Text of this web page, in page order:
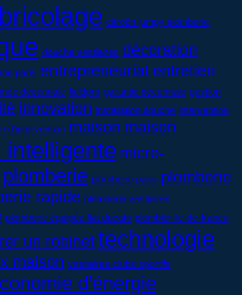
bricolage citroën jumpy plomberie
douche vestiaires décoration
paris entrepreneuriat entretien
décennale fieldpro garantie décennale gestion
innovation installation douche intervention
d'intervention maison maison
intelligente micro-
plomberie plomberie paris plomberie
rapide plomberie vestiaires
plomberie équipée fiat ducato plombier ile-de-france
un robinet technologie
maison vestiaires clubs sportifs
d'énergie